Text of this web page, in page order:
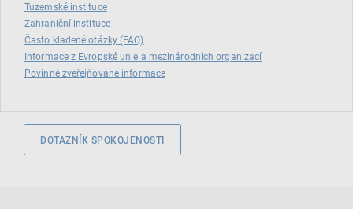
Tuzemské instituce
Zahraniční instituce
Často kladené otázky (FAQ)
Informace z Evropské unie a mezinárodních organizací
Povinně zveřejňované informace
DOTAZNÍK SPOKOJENOSTI